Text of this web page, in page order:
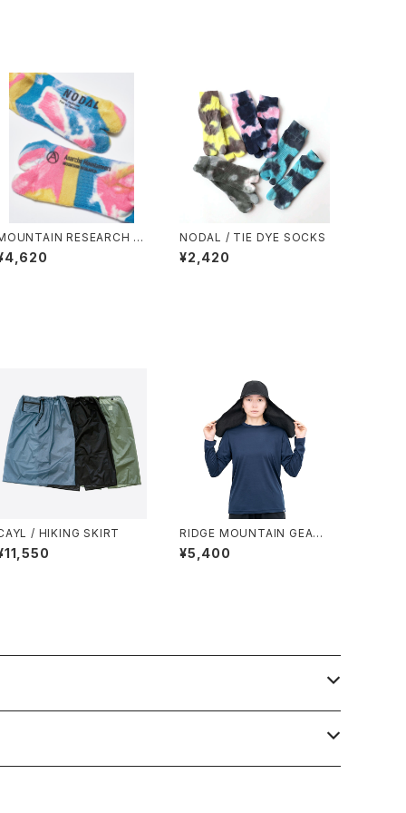
RESEARCH /
DYE TABI
NODAL / TIE DYE SOCKS
¥2,420
/ HIKING SKIRT
RIDGE MOUNTAIN GEAR /
SUNSHADE 2026
¥5,400